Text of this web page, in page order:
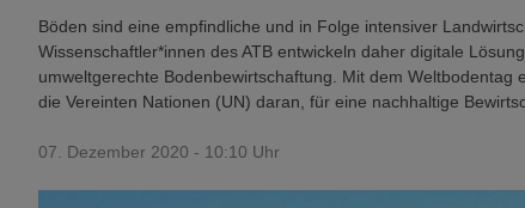
Böden sind eine empfindliche und in Folge intensiver
Wissenschaftler*innen des ATB entwickeln daher digitale
umweltgerechte Bodenbewirtschaftung. Mit dem
die Vereinten Nationen (UN) daran, für eine nachhaltige
07. Dezember 2020 - 10:10 Uhr